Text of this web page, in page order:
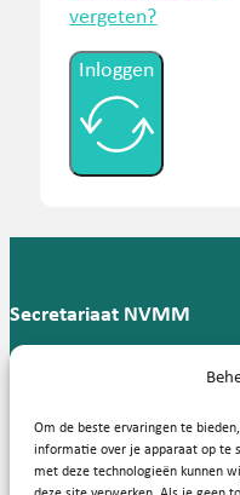
Om de beste ervaringen te
informatie over je apparaat op te
met deze technologieën kunnen
vergeten?
Inloggen
Secretariaat NVMM
Groningen